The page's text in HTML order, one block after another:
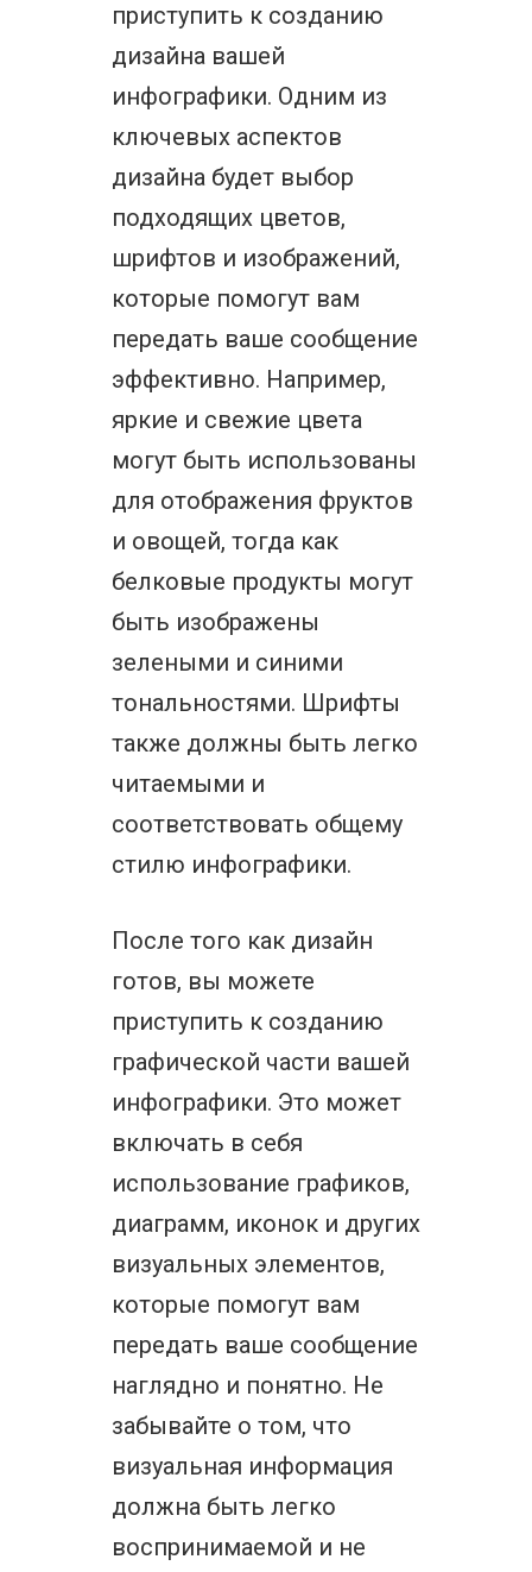
приступить к созданию
дизайна вашей
инфографики. Одним из
ключевых аспектов
дизайна будет выбор
подходящих цветов,
шрифтов и изображений,
которые помогут вам
передать ваше сообщение
эффективно. Например,
яркие и свежие цвета
могут быть использованы
для отображения фруктов
и овощей, тогда как
белковые продукты могут
быть изображены
зелеными и синими
тональностями. Шрифты
также должны быть легко
читаемыми и
соответствовать общему
стилю инфографики.
После того как дизайн
готов, вы можете
приступить к созданию
графической части вашей
инфографики. Это может
включать в себя
использование графиков,
диаграмм, иконок и других
визуальных элементов,
которые помогут вам
передать ваше сообщение
наглядно и понятно. Не
забывайте о том, что
визуальная информация
должна быть легко
воспринимаемой и не